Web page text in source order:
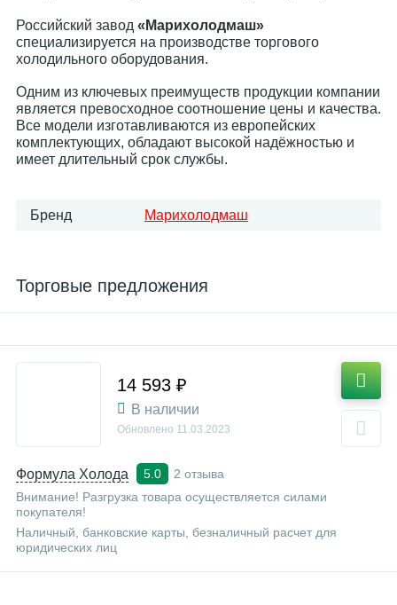
Российский завод «Марихолодмаш»
специализируется на производстве торгового
холодильного оборудования.
Одним из ключевых преимуществ продукции компании
является превосходное соотношение цены и качества.
Все модели изготавливаются из европейских
комплектующих, обладают высокой надёжностью и
имеет длительный срок службы.
Бренд Марихолодмаш
Торговые предложения
Формула Холода 5.0
2 отзыва
Внимание! Разгрузка товара осуществляется силами
покупателя!
Наличный, банковские карты, безналичный расчет для
юридических лиц
14 593 ₽
В наличии
Обновлено 11.03.2023